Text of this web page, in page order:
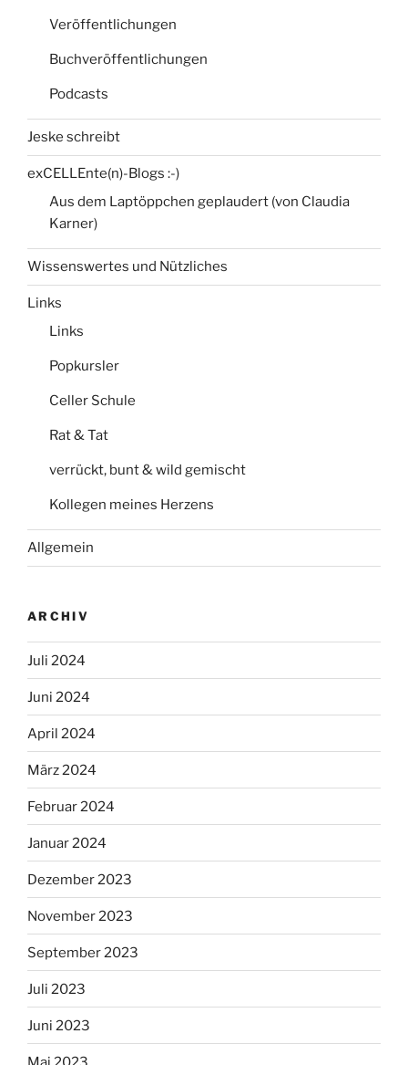
Veröffentlichungen
Buchveröffentlichungen
Podcasts
Jeske schreibt
exCELLEnte(n)-Blogs :-)
Aus dem Laptöppchen geplaudert (von Claudia
Karner)
Wissenswertes und Nützliches
Links
Links
Popkursler
Celler Schule
Rat & Tat
verrückt, bunt & wild gemischt
Kollegen meines Herzens
Allgemein
ARCHIV
Juli 2024
Juni 2024
April 2024
März 2024
Februar 2024
Januar 2024
Dezember 2023
November 2023
September 2023
Juli 2023
Juni 2023